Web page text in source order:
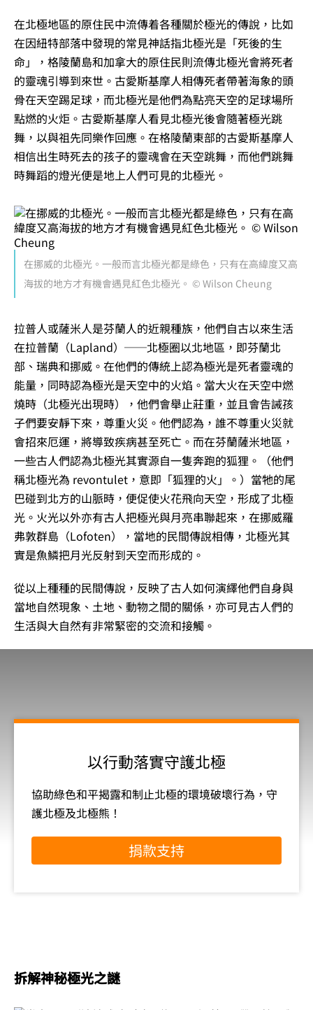
在北極地區的原住民中流傳着各種關於極光的傳說，比如
在因紐特部落中發現的常見神話指北極光是「死後的生
命」，格陵蘭島和加拿大的原住民則流傳北極光會將死者
的靈魂引導到來世。古愛斯基摩人相傳死者帶著海象的頭
骨在天空踢足球，而北極光是他們為點亮天空的足球場所
點燃的火炬。古愛斯基摩人看見北極光後會隨著極光跳
舞，以與祖先同樂作回應。在格陵蘭東部的古愛斯基摩人
相信出生時死去的孩子的靈魂會在天空跳舞，而他們跳舞
時舞蹈的燈光便是地上人們可見的北極光。
在挪威的北極光。一般而言北極光都是綠色，只有在高緯度又高
海拔的地方才有機會遇見紅色北極光。 © Wilson Cheung
拉普人或薩米人是芬蘭人的近親種族，他們自古以來生活
在拉普蘭（Lapland）──北極圈以北地區，即芬蘭北
部、瑞典和挪威。在他們的傳統上認為極光是死者靈魂的
能量，同時認為極光是天空中的火焰。當大火在天空中燃
燒時（北極光出現時），他們會舉止莊重，並且會告誡孩
子們要安靜下來，尊重火災。他們認為，誰不尊重火災就
會招來厄運，將導致疾病甚至死亡。而在芬蘭薩米地區，
一些古人們認為北極光其實源自一隻奔跑的狐狸。（他們
稱北極光為 revontulet，意即「狐狸的火」。）當牠的尾
巴碰到北方的山脈時，便促使火花飛向天空，形成了北極
光。火光以外亦有古人把極光與月亮串聯起來，在挪威羅
弗敦群島（Lofoten），當地的民間傳說相傳，北極光其
實是魚鱗把月光反射到天空而形成的。
從以上種種的民間傳說，反映了古人如何演繹他們自身與
當地自然現象、土地、動物之間的關係，亦可見古人們的
生活與大自然有非常緊密的交流和接觸。
以行動落實守護北極
協助綠色和平揭露和制止北極的環境破壞行為，守
護北極及北極熊！
捐款支持
拆解神秘極光之謎